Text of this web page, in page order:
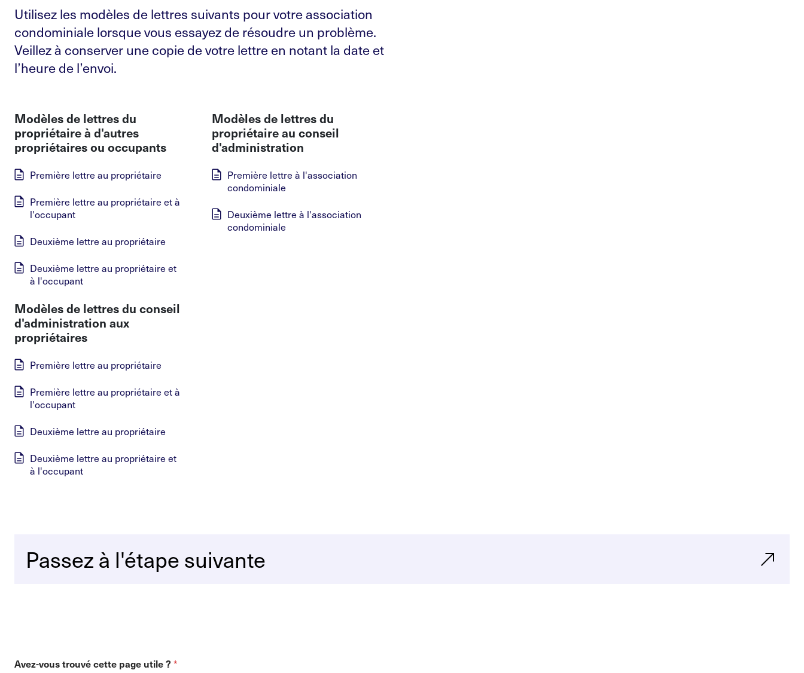
Utilisez les modèles de lettres suivants pour votre association
condominiale lorsque vous essayez de résoudre un problème.
Veillez à conserver une copie de votre lettre en notant la date et
l’heure de l’envoi.
Modèles de lettres du
propriétaire à d'autres
propriétaires ou occupants
Première lettre au propriétaire
Première lettre au propriétaire et à
l'occupant
Deuxième lettre au propriétaire
Deuxième lettre au propriétaire et
à l'occupant
Modèles de lettres du
propriétaire au conseil
d'administration
Première lettre à l'association
condominiale
Deuxième lettre à l'association
condominiale
Modèles de lettres du conseil
d'administration aux
propriétaires
Première lettre au propriétaire
Première lettre au propriétaire et à
l'occupant
Deuxième lettre au propriétaire
Deuxième lettre au propriétaire et
à l'occupant
Passez à l'étape suivante
Avez-vous trouvé cette page utile ? *